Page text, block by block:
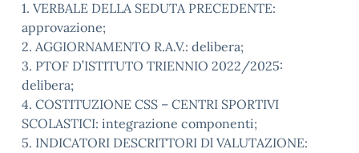
1. VERBALE DELLA SEDUTA PRECEDENTE:
approvazione;
2. AGGIORNAMENTO R.A.V.: delibera;
3. PTOF D’ISTITUTO TRIENNIO 2022/2025:
delibera;
4. COSTITUZIONE CSS – CENTRI SPORTIVI
SCOLASTICI: integrazione componenti;
5. INDICATORI DESCRITTORI Dl VALUTAZIONE: